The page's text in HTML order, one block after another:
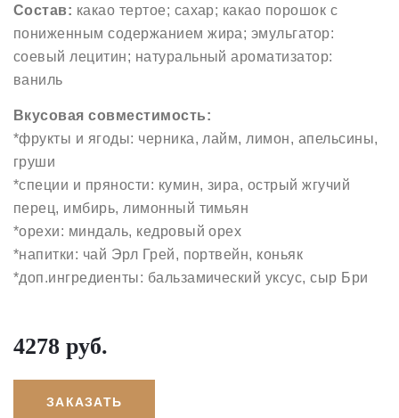
Состав: какао тертое; сахар; какао порошок с
пониженным содержанием жира; эмульгатор:
соевый лецитин; натуральный ароматизатор:
ваниль
Вкусовая совместимость:
*фрукты и ягоды: черника, лайм, лимон, апельсины,
груши
*специи и пряности: кумин, зира, острый жгучий
перец, имбирь, лимонный тимьян
*орехи: миндаль, кедровый орех
*напитки: чай Эрл Грей, портвейн, коньяк
*доп.ингредиенты: бальзамический уксус, сыр Бри
4278 руб.
ЗАКАЗАТЬ